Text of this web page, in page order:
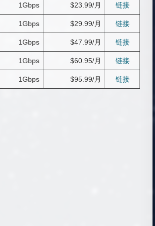
1Gbps $23.99/月 链接
1Gbps $29.99/月 链接
1Gbps $47.99/月 链接
1Gbps $60.95/月 链接
1Gbps $95.99/月 链接